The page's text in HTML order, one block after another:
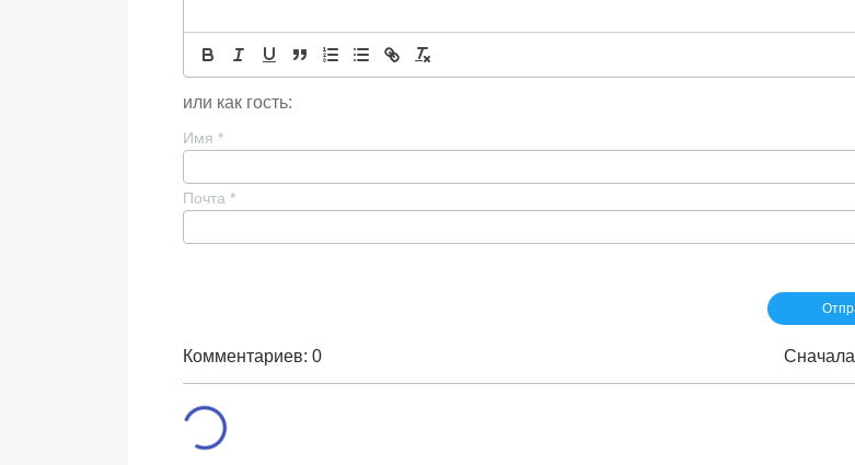
или как гость:
Имя *
Почта *
Комментариев: 0 Сначала